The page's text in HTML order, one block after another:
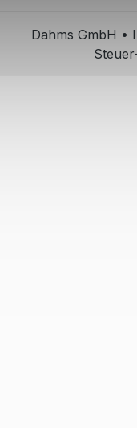
Dahms GmbH •